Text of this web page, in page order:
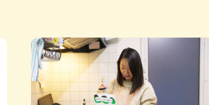
返礼品に採択されました